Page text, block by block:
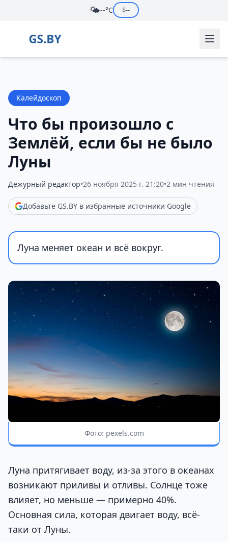
🌤️--°C $--
Калейдоскоп
Что бы произошло с
Землёй, если бы не было
Луны
Дежурный редактор•26 ноября 2025 г. 21:20•2 мин чтения
Добавьте GS.BY в избранные источники Google
Луна меняет океан и всё вокруг.
Фото: pexels.com
Луна притягивает воду, из-за этого в океанах
возникают приливы и отливы. Солнце тоже
влияет, но меньше — примерно 40%.
Основная сила, которая двигает воду, всё-
таки от Луны.